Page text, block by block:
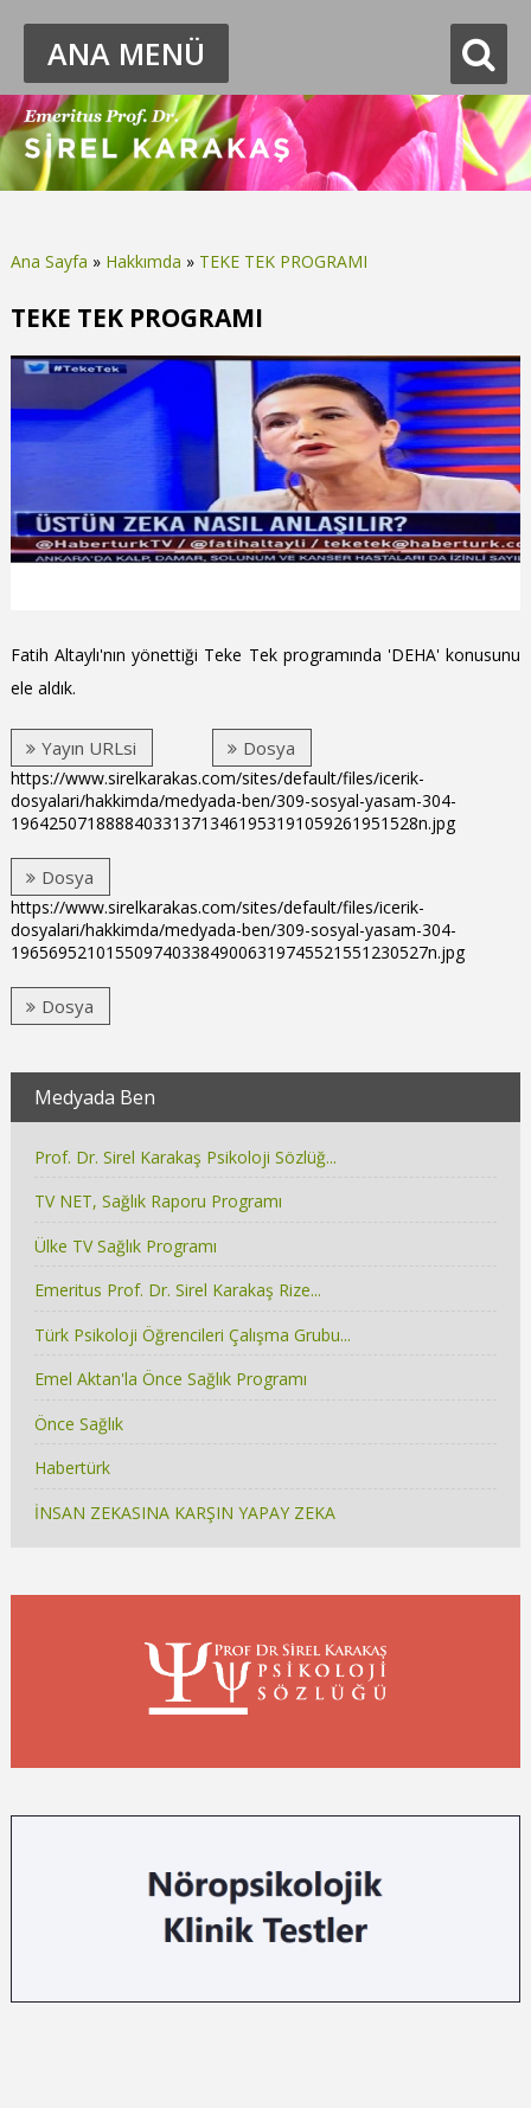
ANA MENÜ
Ana Sayfa » Hakkımda » TEKE TEK PROGRAMI
TEKE TEK PROGRAMI
Fatih Altaylı'nın yönettiği Teke Tek programında 'DEHA' konusunu
ele aldık.
Yayın URLsi Dosya
https://www.sirelkarakas.com/sites/default/files/icerik-
dosyalari/hakkimda/medyada-ben/309-sosyal-yasam-304-
1964250718888403313713461953191059261951528n.jpg
Dosya
https://www.sirelkarakas.com/sites/default/files/icerik-
dosyalari/hakkimda/medyada-ben/309-sosyal-yasam-304-
19656952101550974033849006319745521551230527n.jpg
Dosya
Medyada Ben
Prof. Dr. Sirel Karakaş Psikoloji Sözlüğ...
TV NET, Sağlık Raporu Programı
Ülke TV Sağlık Programı
Emeritus Prof. Dr. Sirel Karakaş Rize...
Türk Psikoloji Öğrencileri Çalışma Grubu...
Emel Aktan'la Önce Sağlık Programı
Önce Sağlık
Habertürk
İNSAN ZEKASINA KARŞIN YAPAY ZEKA